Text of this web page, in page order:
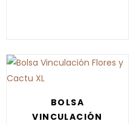
BOLSA
VINCULACIÓN